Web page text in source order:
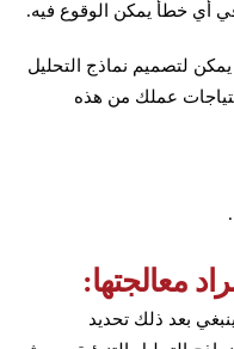
أي خطأ يمكن الوقوع فيه.
لتصميم نماذج التحليل
عملك من هذه
معالجتها:
بعد ذلك تحديد